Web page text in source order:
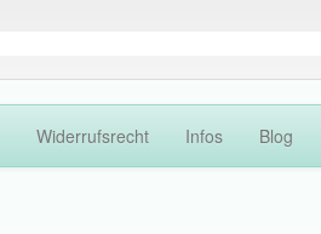
Widerrufsrecht Infos Blog